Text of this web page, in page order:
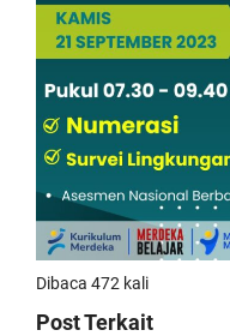
Dibaca 472 kali
Post Terkait